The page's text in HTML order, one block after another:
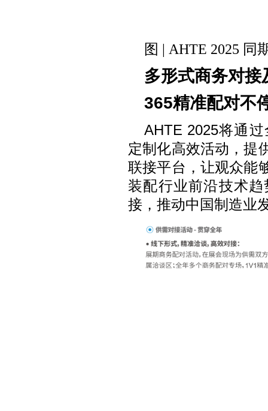
图 | AHTE 2025 同
多形式商务对接
365精准配对不
AHTE 2025将通
定制化高效活动，提
联接平台，让观众能
装配行业前沿技术
接，推动中国制造业